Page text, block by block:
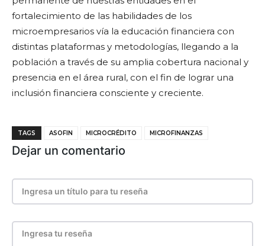
fortalecimiento de las habilidades de los
microempresarios vía la educación financiera con
distintas plataformas y metodologías, llegando a la
población a través de su amplia cobertura nacional y
presencia en el área rural, con el fin de lograr una
inclusión financiera consciente y creciente.
TAGS ASOFIN MICROCRÉDITO MICROFINANZAS
Dejar un comentario